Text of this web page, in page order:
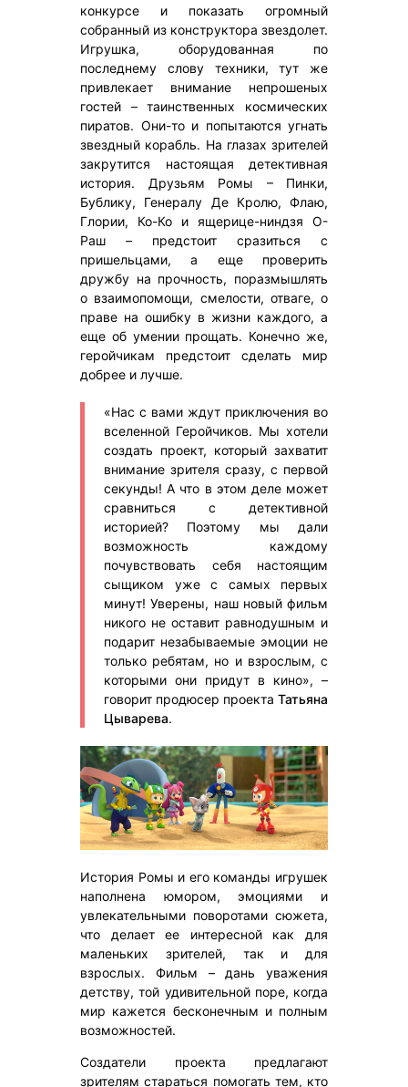
конкурсе и показать огромный
собранный из конструктора звездолет.
Игрушка, оборудованная по
последнему слову техники, тут же
привлекает внимание непрошеных
гостей – таинственных космических
пиратов. Они-то и попытаются угнать
звездный корабль. На глазах зрителей
закрутится настоящая детективная
история. Друзьям Ромы – Пинки,
Бублику, Генералу Де Кролю, Флаю,
Глории, Ко-Ко и ящерице-ниндзя О-
Раш – предстоит сразиться с
пришельцами, а еще проверить
дружбу на прочность, поразмышлять
о взаимопомощи, смелости, отваге, о
праве на ошибку в жизни каждого, а
еще об умении прощать. Конечно же,
геройчикам предстоит сделать мир
добрее и лучше.
«Нас с вами ждут приключения во
вселенной Геройчиков. Мы хотели
создать проект, который захватит
внимание зрителя сразу, с первой
секунды! А что в этом деле может
сравниться с детективной
историей? Поэтому мы дали
возможность каждому
почувствовать себя настоящим
сыщиком уже с самых первых
минут! Уверены, наш новый фильм
никого не оставит равнодушным и
подарит незабываемые эмоции не
только ребятам, но и взрослым, с
которыми они придут в кино», –
говорит продюсер проекта Татьяна
Цыварева.
История Ромы и его команды игрушек
наполнена юмором, эмоциями и
увлекательными поворотами сюжета,
что делает ее интересной как для
маленьких зрителей, так и для
взрослых. Фильм – дань уважения
детству, той удивительной поре, когда
мир кажется бесконечным и полным
возможностей.
Создатели проекта предлагают
зрителям стараться помогать тем, кто